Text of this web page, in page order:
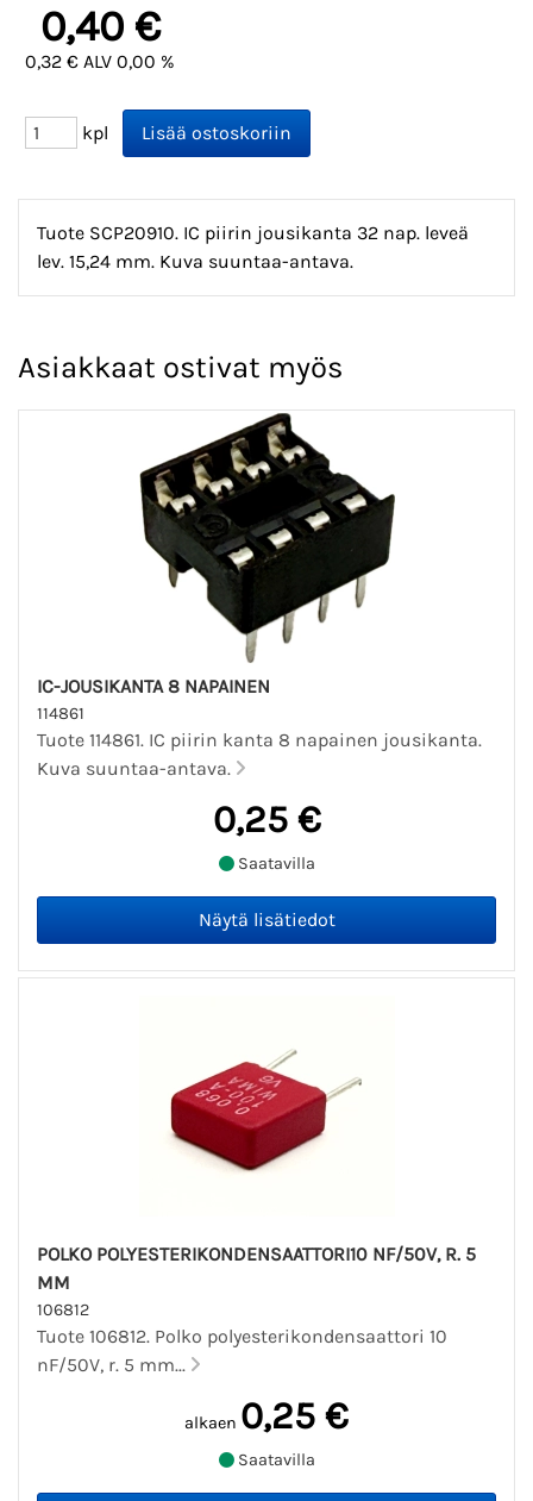
0,40 €
0,32 € ALV 0,00 %
kpl
Tuote SCP20910. IC piirin jousikanta 32 nap. leveä
lev. 15,24 mm. Kuva suuntaa-antava.
Asiakkaat ostivat myös
IC-JOUSIKANTA 8 NAPAINEN
114861
Tuote 114861. IC piirin kanta 8 napainen jousikanta.
Kuva suuntaa-antava.
0,25 €
Saatavilla
POLKO POLYESTERIKONDENSAATTORI10 NF/50V, R. 5
MM
106812
Tuote 106812. Polko polyesterikondensaattori 10
nF/50V, r. 5 mm...
alkaen 0,25 €
Saatavilla